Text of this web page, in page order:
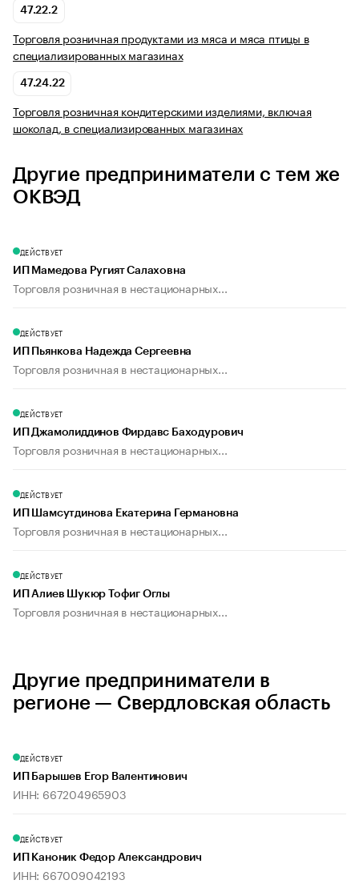
47.22.2
Торговля розничная продуктами из мяса и мяса птицы в
специализированных магазинах
47.24.22
Торговля розничная кондитерскими изделиями, включая
шоколад, в специализированных магазинах
Другие предприниматели с тем же
ОКВЭД
ДЕЙСТВУЕТ
ИП Мамедова Ругият Салаховна
Торговля розничная в нестационарных...
ДЕЙСТВУЕТ
ИП Пьянкова Надежда Сергеевна
Торговля розничная в нестационарных...
ДЕЙСТВУЕТ
ИП Джамолиддинов Фирдавс Баходурович
Торговля розничная в нестационарных...
ДЕЙСТВУЕТ
ИП Шамсутдинова Екатерина Германовна
Торговля розничная в нестационарных...
ДЕЙСТВУЕТ
ИП Алиев Шукюр Тофиг Оглы
Торговля розничная в нестационарных...
Другие предприниматели в
регионе — Свердловская область
ДЕЙСТВУЕТ
ИП Барышев Егор Валентинович
ИНН: 667204965903
ДЕЙСТВУЕТ
ИП Каноник Федор Александрович
ИНН: 667009042193